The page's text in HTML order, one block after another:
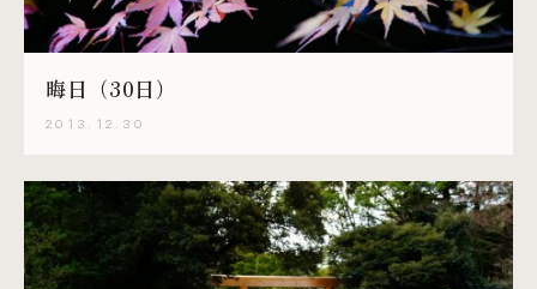
晦日（30日）
2013.12.30